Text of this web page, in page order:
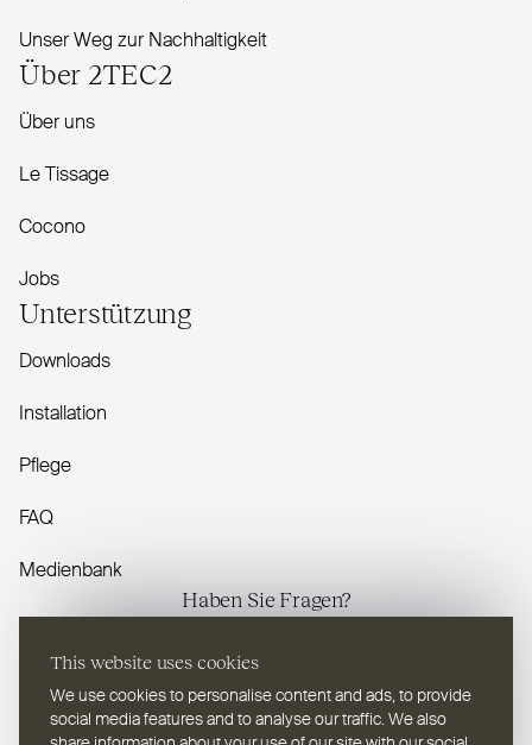
This website uses cookies
We use cookies to personalise content and ads, to provide
social media features and to analyse our traffic. We also
Unser Weg zur Nachhaltigkeit
Über 2TEC2
Über uns
Le Tissage
Cocono
Jobs
Unterstützung
Downloads
Installation
Pflege
FAQ
Medienbank
Haben Sie Fragen?
Kontaktieren Sie uns